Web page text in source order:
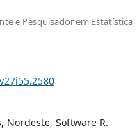
e Pesquisador em Estatística
Nordeste, Software R.